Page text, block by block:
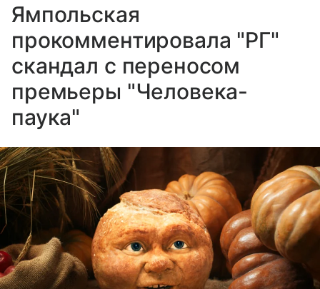
Ямпольская
прокомментировала "РГ"
скандал с переносом
премьеры "Человека-
паука"